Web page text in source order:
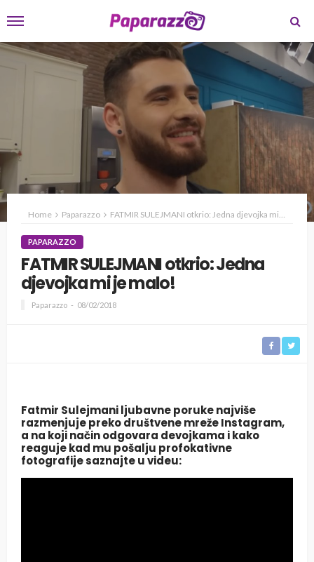
Home Paparazzo FATMIR SULEJMANI otkrio: Jedna djevojka mi je malo!
PAPARAZZO
FATMIR SULEJMANI otkrio: Jedna
djevojka mi je malo!
Paparazzo 08/02/2018
Fatmir Sulejmani ljubavne poruke najviše
razmenjuje preko društvene mreže Instagram,
a na koji način odgovara devojkama i kako
reaguje kad mu pošalju profokativne
fotografije saznajte u videu: